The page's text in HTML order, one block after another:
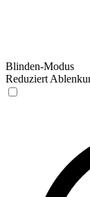
Blinden-Modus
Reduziert